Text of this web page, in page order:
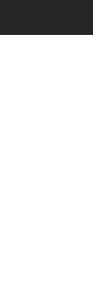
Pasar al